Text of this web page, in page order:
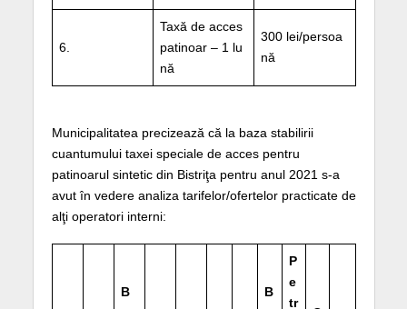
6.
Taxă de acces
patinoar – 1 lu
nă
300 lei/persoa
nă
Municipalitatea precizează că la baza stabilirii
cuantumului taxei speciale de acces pentru
patinoarul sintetic din Bistriţa pentru anul 2021 s-a
avut în vedere analiza tarifelor/ofertelor practicate de
alţi operatori interni:
B
B
P
e
tr